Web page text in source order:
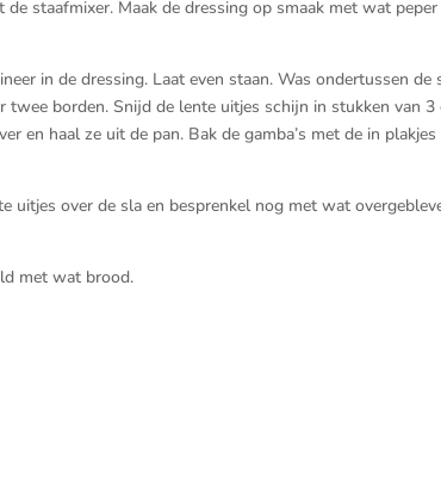
staafmixer. Maak de dressing op smaak met wat peper
in de dressing. Laat even staan. Was ondertussen de
twee borden. Snijd de lente uitjes schijn in stukken van 3
en haal ze uit de pan. Bak de gamba’s met de in plakjes
uitjes over de sla en besprenkel nog met wat
met wat brood.